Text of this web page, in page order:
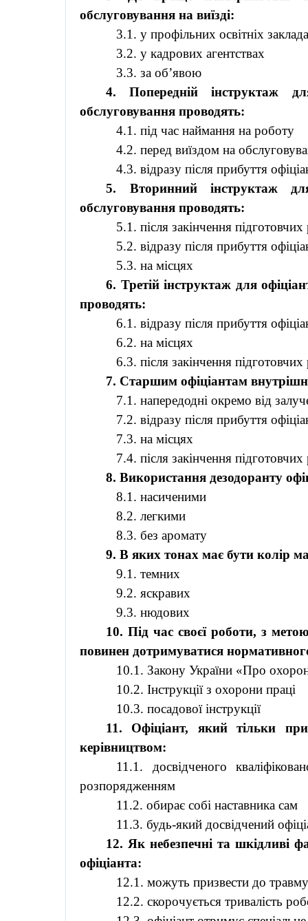
обслуговування на виїзді:
3.1. у профільних освітніх
3.2. у кадрових агентствах
3.3. за об’явою
4. Попередній інструктаж
обслуговування проводять:
4.1. під час наймання на роботу
4.2. перед виїздом на
4.3. відразу після прибуття
5. Вторинний інструктаж
обслуговування проводять:
5.1. після закінчення підготовчих
5.2. відразу після прибуття
5.3. на місцях
6. Третій інструктаж для
проводять:
6.1. відразу після прибуття
6.2. на місцях
6.3. після закінчення підготовчих
7. Старшим офіціантам
7.1. напередодні окремо від
7.2. відразу після прибуття
7.3. на місцях
7.4. після закінчення підготовчих
8. Використання дезодоранту
8.1. насиченими
8.2. легкими
8.3. без аромату
9. В яких тонах має бути колір
9.1. темних
9.2. яскравих
9.3. нюдових
10. Під час своєї роботи, з
повинен дотримуватися
10.1. Закону України «Про
10.2. Інструкції з охорони праці
10.3. посадової інструкції
11. Офіціант, який тільки
керівництвом:
11.1. досвідченого
розпорядженням
11.2. обирає собі наставника сам
11.3. будь-який досвідчений
12. Як небезпечні та шкідливі
офіціанта:
12.1. можуть призвести до
12.2. скорочується тривалість